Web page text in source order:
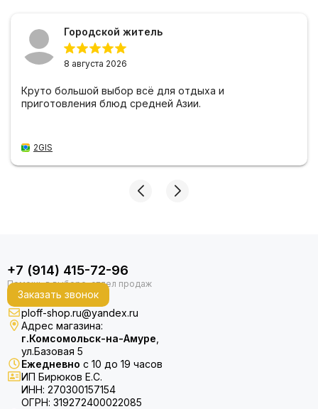
Городской житель
8 августа 2026
Круто большой выбор всё для отдыха и
приготовления блюд средней Азии.
2GIS
+7 (914) 415-72-96
Заказать звонок
ploff-shop.ru@yandex.ru
Адрес магазина:
г.Комсомольск-на-Амуре
ул.Базовая 5
Ежедневно с 10 до 19 часов
ИП Бирюков Е.С.
ИНН: 270300157154
ОГРН: 319272400022085